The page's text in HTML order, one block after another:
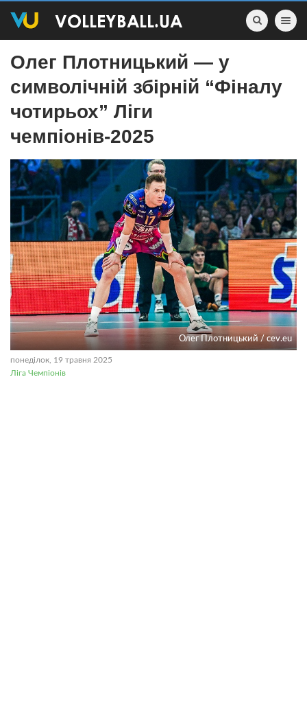
Toggle
Олег Плотницький — у
символічній збірній “Фіналу
чотирьох” Ліги
чемпіонів-2025
Олег Плотницький / cev.eu
понеділок, 19 травня 2025
Ліга Чемпіонів